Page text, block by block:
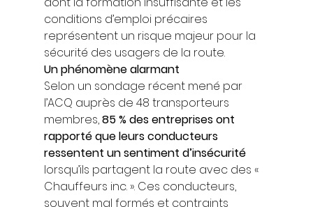
conditions d’emploi précaires
représentent un risque majeur pour la
sécurité des usagers de la route.
Un phénomène alarmant
Selon un sondage récent mené par
l’ACQ auprès de 48 transporteurs
membres, 85 % des entreprises ont
rapporté que leurs conducteurs
ressentent un sentiment d’insécurité
lorsqu’ils partagent la route avec des «
Chauffeurs inc. ». Ces conducteurs,
souvent mal formés et contraints